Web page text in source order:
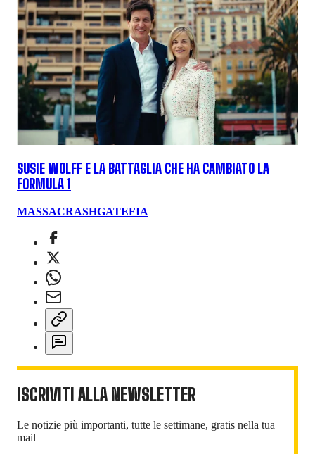
SUSIE WOLFF E LA BATTAGLIA CHE HA CAMBIATO LA
FORMULA 1
MASSACRASHGATEFIA
ISCRIVITI ALLA NEWSLETTER
Le notizie più importanti, tutte le settimane, gratis nella tua
mail